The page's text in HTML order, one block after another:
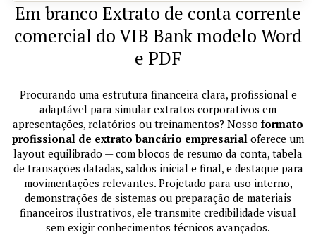
Em branco Extrato de conta corrente
comercial do VIB Bank modelo Word
e PDF
Procurando uma estrutura financeira clara, profissional e
adaptável para simular extratos corporativos em
apresentações, relatórios ou treinamentos? Nosso formato
profissional de extrato bancário empresarial oferece um
layout equilibrado — com blocos de resumo da conta, tabela
de transações datadas, saldos inicial e final, e destaque para
movimentações relevantes. Projetado para uso interno,
demonstrações de sistemas ou preparação de materiais
financeiros ilustrativos, ele transmite credibilidade visual
sem exigir conhecimentos técnicos avançados.